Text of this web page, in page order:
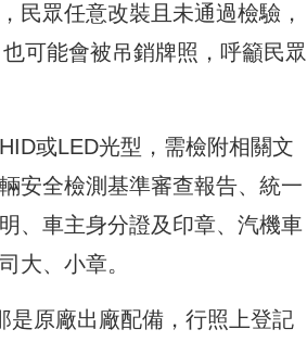
民眾任意改裝且未通過檢驗，
可能會被吊銷牌照，呼籲民眾
或LED光型，需檢附相關文
安全檢測基準審查報告、統一
、車主身分證及印章、汽機車
大、小章。
是原廠出廠配備，行照上登記